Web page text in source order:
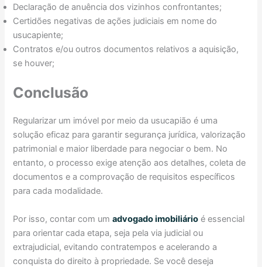
Declaração de anuência dos vizinhos confrontantes;
Certidões negativas de ações judiciais em nome do
usucapiente;
Contratos e/ou outros documentos relativos a aquisição,
se houver;
Conclusão
Regularizar um imóvel por meio da usucapião é uma
solução eficaz para garantir segurança jurídica, valorização
patrimonial e maior liberdade para negociar o bem. No
entanto, o processo exige atenção aos detalhes, coleta de
documentos e a comprovação de requisitos específicos
para cada modalidade.
Por isso, contar com umadvogado imobiliário é essencial
para orientar cada etapa, seja pela via judicial ou
extrajudicial, evitando contratempos e acelerando a
conquista do direito à propriedade. Se você deseja